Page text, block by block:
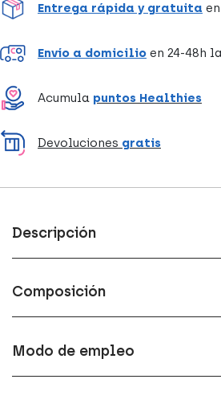
Entrega rápida y gratuita
Envío a domicilio en 24-48h
Acumula puntos Healthies
Devoluciones gratis
Descripción
Composición
Modo de empleo